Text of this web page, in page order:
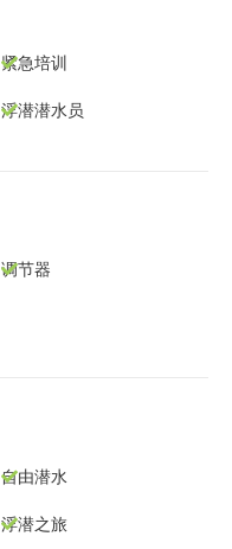
紧急培训
浮潜潜水员
调节器
自由潜水
浮潜之旅